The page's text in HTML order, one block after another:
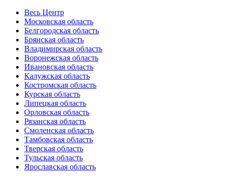
Весь Центр
Московская область
Белгородская область
Брянская область
Владимирская область
Воронежская область
Ивановская область
Калужская область
Костромская область
Курская область
Липецкая область
Орловская область
Рязанская область
Смоленская область
Тамбовская область
Тверская область
Тульская область
Ярославская область